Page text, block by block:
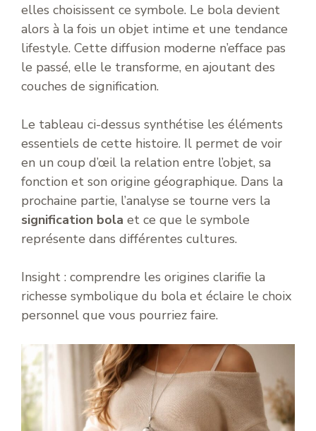
elles choisissent ce symbole. Le bola devient
alors à la fois un objet intime et une tendance
lifestyle. Cette diffusion moderne n’efface pas
le passé, elle le transforme, en ajoutant des
couches de signification.
Le tableau ci-dessus synthétise les éléments
essentiels de cette histoire. Il permet de voir
en un coup d’œil la relation entre l’objet, sa
fonction et son origine géographique. Dans la
prochaine partie, l’analyse se tourne vers la
signification bola et ce que le symbole
représente dans différentes cultures.
Insight : comprendre les origines clarifie la
richesse symbolique du bola et éclaire le choix
personnel que vous pourriez faire.